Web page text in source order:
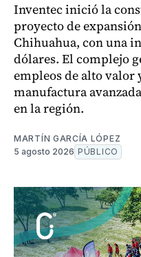
Inventec inició la
proyecto de
Chihuahua, con una
dólares. El complejo
empleos de alto valor
manufactura
en la región.
MARTÍN GARCÍA LÓPEZ
5 agosto 2026 PÚBLICO